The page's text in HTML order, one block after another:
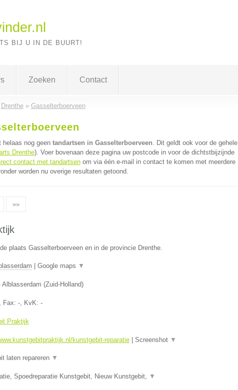
BIJ U IN DE BUURT!
Zoeken Contact
Drenthe» Gasselterboerveen
helaas nog geen tandartsen in Gasselterboerveen. Dit geldt ook voor de gehele
Drenthe). Voer bovenaan deze pagina uw postcode in voor de dichtstbijzijnde
contact met tandartsenom via één e-mail in contact te komen met meerdere
worden nu overige resultaten getoond.
»»
plaats Gasselterboerveen en in de provincie Drenthe.
Google maps ▼
Alblasserdam (Zuid-Holland)
Fax: -, KvK: -
Praktijk
kunstgebit-reparatie| Screenshot ▼
laten repareren ▼
Spoedreparatie Kunstgebit, Nieuw Kunstgebit, ▼